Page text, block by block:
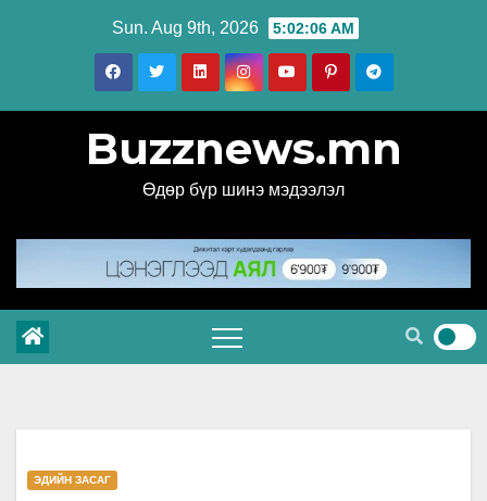
Sun. Aug 9th, 2026 5:02:06 AM
Buzznews.mn
Өдөр бүр шинэ мэдээлэл
ЭДИЙН ЗАСАГ